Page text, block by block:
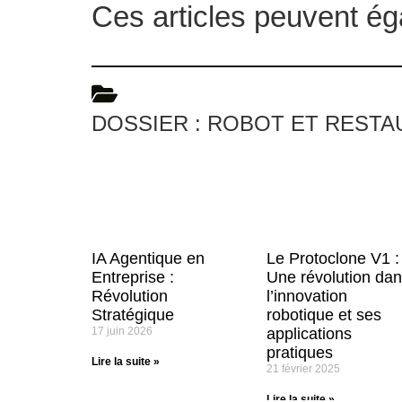
Ces articles peuvent
DOSSIER : ROBOT ET
IA Agentique en
Entreprise :
Révolution
Stratégique
17 juin 2026
Lire la suite »
Le Protoclone V1 :
Une révolution
l’innovation
robotique et ses
applications
pratiques
21 février 2025
Lire la suite »